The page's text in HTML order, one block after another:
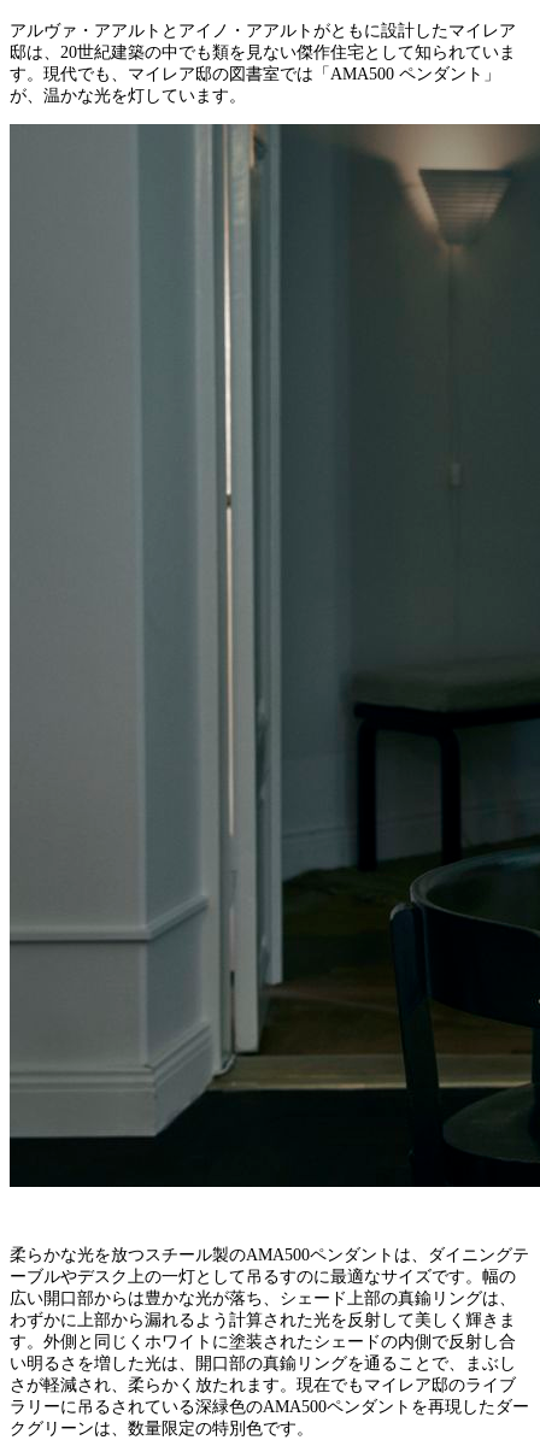
アルヴァ・アアルトとアイノ・アアルトがともに設計したマイレア
邸は、20世紀建築の中でも類を見ない傑作住宅として知られていま
す。現代でも、マイレア邸の図書室では「AMA500 ペンダント」
が、温かな光を灯しています。
柔らかな光を放つスチール製のAMA500ペンダントは、ダイニングテ
ーブルやデスク上の一灯として吊るすのに最適なサイズです。幅の
広い開口部からは豊かな光が落ち、シェード上部の真鍮リングは、
わずかに上部から漏れるよう計算された光を反射して美しく輝きま
す。外側と同じくホワイトに塗装されたシェードの内側で反射し合
い明るさを増した光は、開口部の真鍮リングを通ることで、まぶし
さが軽減され、柔らかく放たれます。現在でもマイレア邸のライブ
ラリーに吊るされている深緑色のAMA500ペンダントを再現したダー
クグリーンは、数量限定の特別色です。